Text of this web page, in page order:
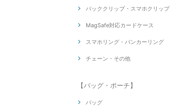
バッククリップ・スマホクリップ
MagSafe対応カードケース
スマホリング・バンカーリング
チェーン・その他
【バッグ・ポーチ】
バッグ